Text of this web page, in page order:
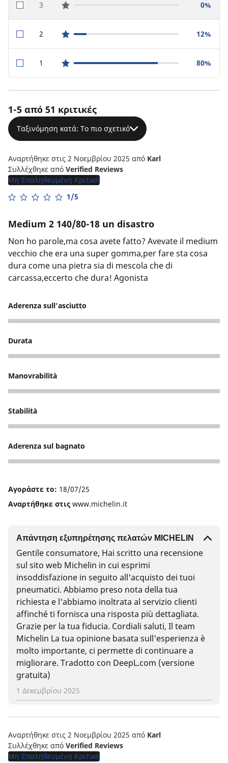
3star reviews 0%
2star reviews 12%
1star reviews 80%
1-5 από 51 κριτικές
Ταξινόμηση κατά: Το πιο σχετικό
Αναρτήθηκε στις 2 Νοεμβρίου 2025 από Karl
Συλλέχθηκε από Verified Reviews
Μη Επαληθευμένη Κριτική
1/5
Medium 2 140/80-18 un disastro
Non ho parole,ma cosa avete fatto? Avevate il medium
vecchio che era una super gomma,per fare sta cosa
dura come una pietra sia di mescola che di
carcassa,eccerto che dura! Agonista
Aderenza sull'asciutto
3
Durata
3
Manovrabilità
3
Stabilità
4
Aderenza sul bagnato
1
Αγοράστε το: 18/07/25
Αναρτήθηκε στις www.michelin.it
Απάντηση εξυπηρέτησης πελατών MICHELIN
Gentile consumatore, Hai scritto una recensione
sul sito web Michelin in cui esprimi
insoddisfazione in seguito all'acquisto dei tuoi
pneumatici. Abbiamo preso nota della tua
richiesta e l'abbiamo inoltrata al servizio clienti
affinché ti fornisca una risposta più dettagliata.
Grazie per la tua fiducia. Cordiali saluti, Il team
Michelin La tua opinione basata sull'esperienza è
molto importante, ci permette di continuare a
migliorare. Tradotto con DeepL.com (versione
gratuita)
1 Δεκεμβρίου 2025
Αναρτήθηκε στις 2 Νοεμβρίου 2025 από Karl
Συλλέχθηκε από Verified Reviews
Μη Επαληθευμένη Κριτική